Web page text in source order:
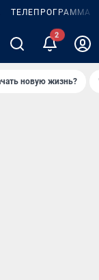
ТЕЛЕПРОГРАММА
2
новую жизнь?